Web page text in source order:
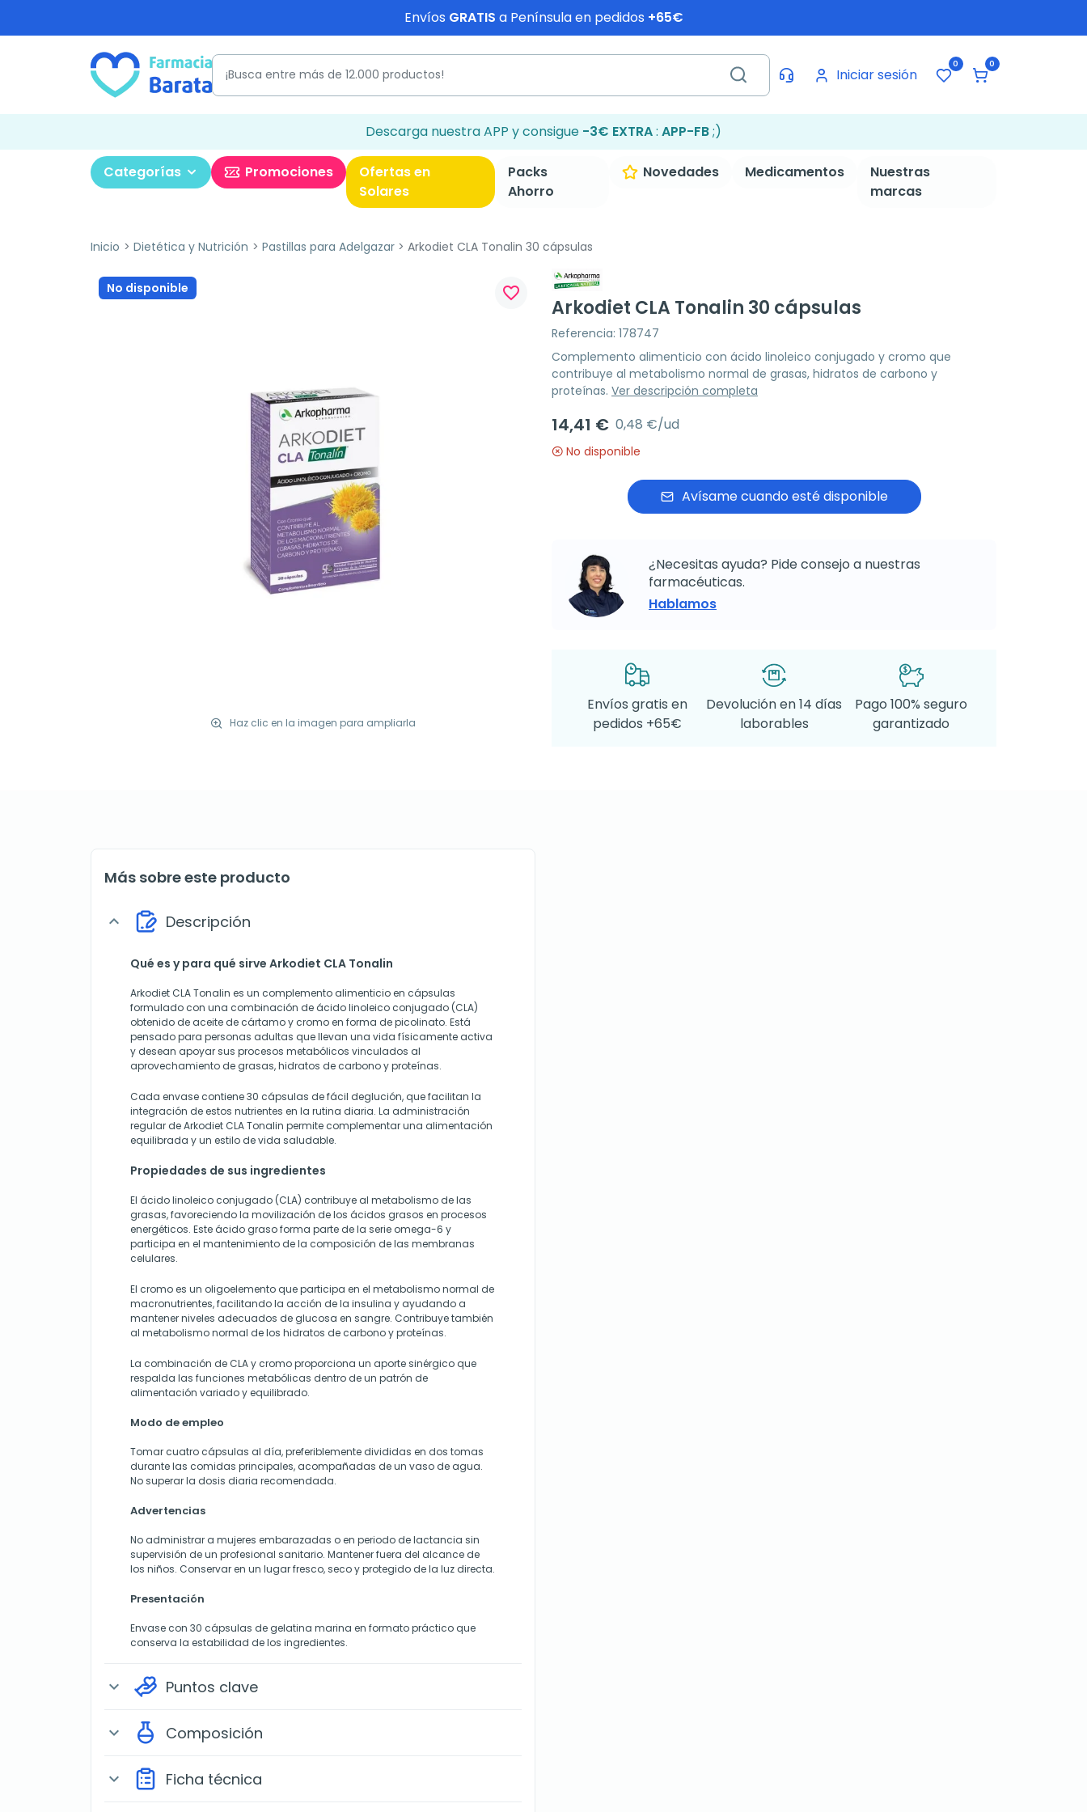
Envíos GRATIS a Península en pedidos +65€
Iniciar sesión
0 0
Descarga nuestra APP y consigue -3€ EXTRA: APP-FB;)
Categorías Promociones
Ofertas en
Solares
Packs
Ahorro
Novedades Medicamentos
Nuestras
marcas
Inicio Dietética y Nutrición Pastillas para Adelgazar Arkodiet CLA Tonalin 30 cápsulas
No disponible
Haz clic en la imagen para ampliarla
favorite_border
Arkodiet CLA Tonalin 30 cápsulas
Referencia: 178747
Complemento alimenticio con ácido linoleico conjugado y cromo que
contribuye al metabolismo normal de grasas, hidratos de carbono y
proteínas. Ver descripción completa
14,41 € 0,48 €/ud
No disponible
Avísame cuando esté disponible
¿Necesitas ayuda? Pide consejo a nuestras
farmacéuticas.
Hablamos
Envíos gratis en
pedidos +65€
Devolución en 14 días
laborables
Pago 100% seguro
garantizado
Más sobre este producto
expand_more Descripción
Qué es y para qué sirve Arkodiet CLA Tonalin
Arkodiet CLA Tonalin es un complemento alimenticio en cápsulas
formulado con una combinación de ácido linoleico conjugado (CLA)
obtenido de aceite de cártamo y cromo en forma de picolinato. Está
pensado para personas adultas que llevan una vida físicamente activa
y desean apoyar sus procesos metabólicos vinculados al
aprovechamiento de grasas, hidratos de carbono y proteínas.
Cada envase contiene 30 cápsulas de fácil deglución, que facilitan la
integración de estos nutrientes en la rutina diaria. La administración
regular de Arkodiet CLA Tonalin permite complementar una alimentación
equilibrada y un estilo de vida saludable.
Propiedades de sus ingredientes
El ácido linoleico conjugado (CLA) contribuye al metabolismo de las
grasas, favoreciendo la movilización de los ácidos grasos en procesos
energéticos. Este ácido graso forma parte de la serie omega-6 y
participa en el mantenimiento de la composición de las membranas
celulares.
El cromo es un oligoelemento que participa en el metabolismo normal de
macronutrientes, facilitando la acción de la insulina y ayudando a
mantener niveles adecuados de glucosa en sangre. Contribuye también
al metabolismo normal de los hidratos de carbono y proteínas.
La combinación de CLA y cromo proporciona un aporte sinérgico que
respalda las funciones metabólicas dentro de un patrón de
alimentación variado y equilibrado.
Modo de empleo
Tomar cuatro cápsulas al día, preferiblemente divididas en dos tomas
durante las comidas principales, acompañadas de un vaso de agua.
No superar la dosis diaria recomendada.
Advertencias
No administrar a mujeres embarazadas o en periodo de lactancia sin
supervisión de un profesional sanitario. Mantener fuera del alcance de
los niños. Conservar en un lugar fresco, seco y protegido de la luz directa.
Presentación
Envase con 30 cápsulas de gelatina marina en formato práctico que
conserva la estabilidad de los ingredientes.
expand_more Puntos clave
expand_more Composición
expand_more Ficha técnica